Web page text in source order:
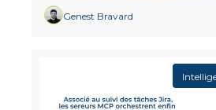
Genest Bravard